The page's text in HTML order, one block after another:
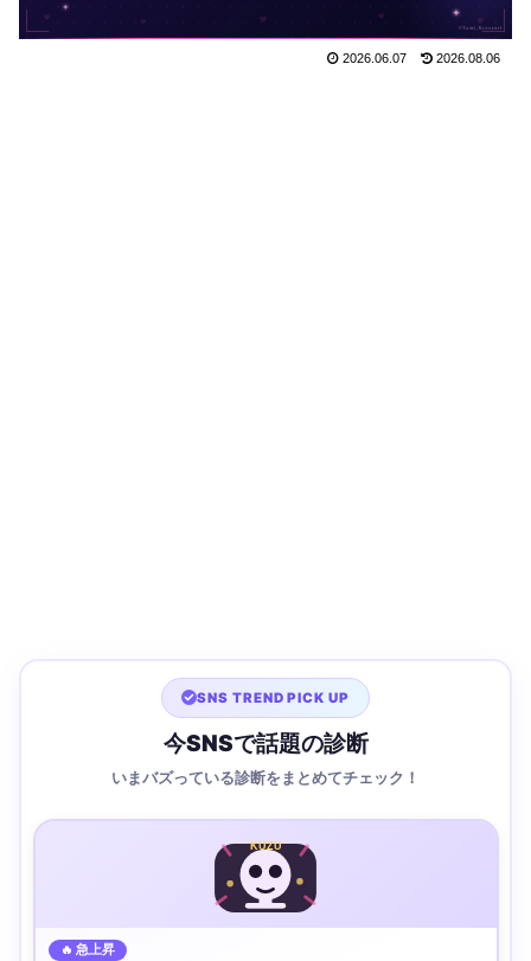
2026.06.07 2026.08.06
SNS TREND PICK UP
今SNSで話題の診断
いまバズっている診断をまとめてチェック！
KUZU
🔥 急上昇